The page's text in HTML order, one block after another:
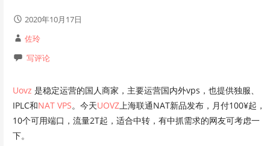
2020年10月17日
佐玲
写评论
Uovz 是稳定运营的国人商家，主要运营国内外vps，也提供独服、
IPLC和NAT VPS。今天UOVZ上海联通NAT新品发布，月付100¥起，
10个可用端口，流量2T起，适合中转，有中抓需求的网友可考虑一
下。